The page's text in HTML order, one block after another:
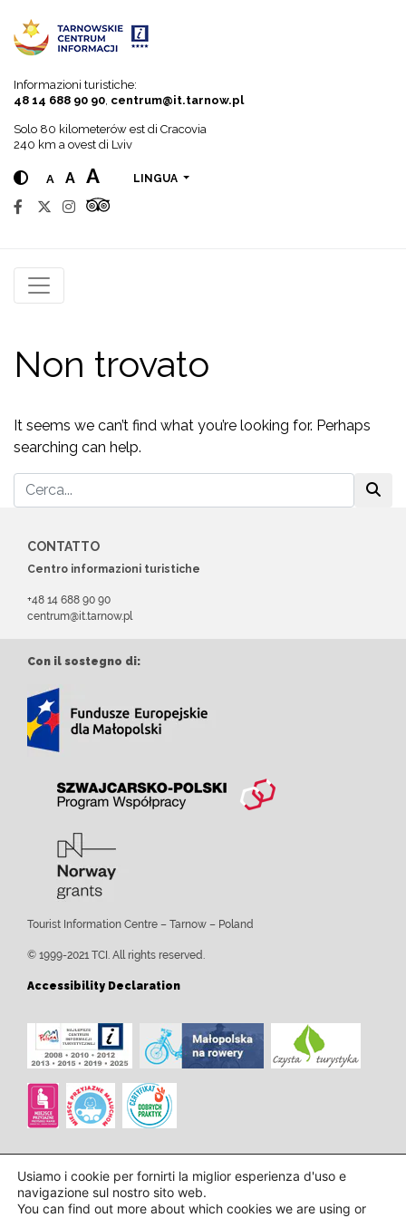
Informazioni turistiche:
48 14 688 90 90 centrum@it.tarnow.pl
Solo 80 kilometerów est di Cracovia
240 km a ovest di Lviv
A A A LINGUA
Non trovato
It seems we can’t find what you’re looking for. Perhaps
searching can help.
CONTATTO
Centro informazioni turistiche
+48 14 688 90 90
centrum@it.tarnow.pl
Con il sostegno di:
Tourist Information Centre – Tarnow – Poland
© 1999-2021 TCI. All rights reserved.
Accessibility Declaration
Usiamo i cookie per fornirti la miglior esperienza d'uso e
navigazione sul nostro sito web.
You can find out more about which cookies we are using or